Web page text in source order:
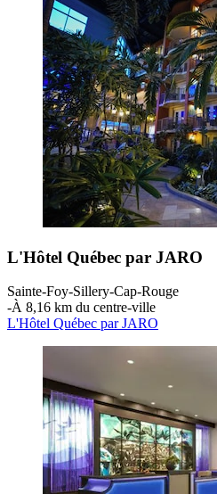
L'Hôtel Québec par JARO
Sainte-Foy-Sillery-Cap-Rouge
‐À 8,16 km du centre-ville
L'Hôtel Québec par JARO